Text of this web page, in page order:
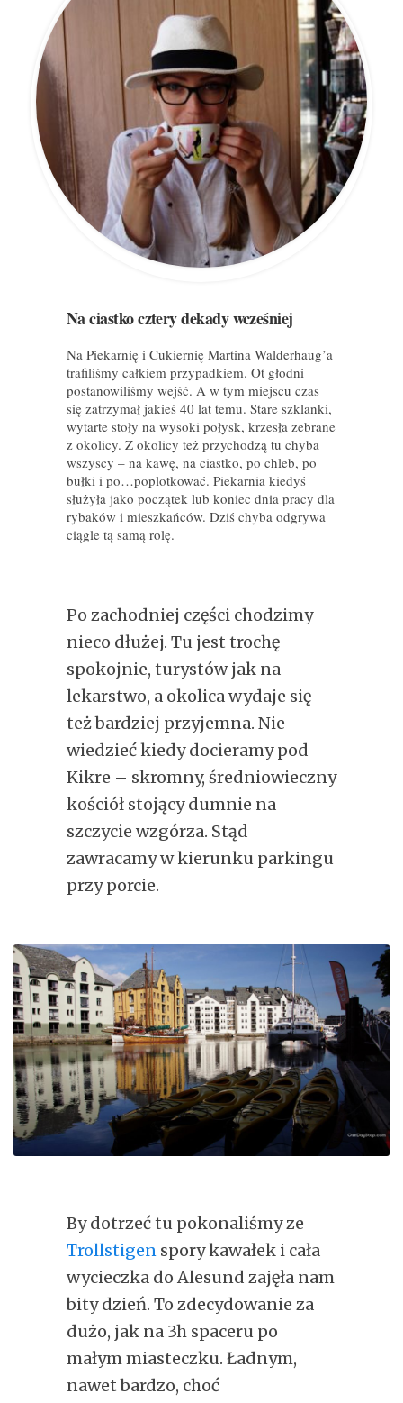
Na ciastko cztery dekady wcześniej
Na Piekarnię i Cukiernię Martina Walderhaug’a
trafiliśmy całkiem przypadkiem. Ot głodni
postanowiliśmy wejść. A w tym miejscu czas
się zatrzymał jakieś 40 lat temu. Stare szklanki,
wytarte stoły na wysoki połysk, krzesła zebrane
z okolicy. Z okolicy też przychodzą tu chyba
wszyscy – na kawę, na ciastko, po chleb, po
bułki i po…poplotkować. Piekarnia kiedyś
służyła jako początek lub koniec dnia pracy dla
rybaków i mieszkańców. Dziś chyba odgrywa
ciągle tą samą rolę.
Po zachodniej części chodzimy
nieco dłużej. Tu jest trochę
spokojnie, turystów jak na
lekarstwo, a okolica wydaje się
też bardziej przyjemna. Nie
wiedzieć kiedy docieramy pod
Kikre – skromny, średniowieczny
kościół stojący dumnie na
szczycie wzgórza. Stąd
zawracamy w kierunku parkingu
przy porcie.
By dotrzeć tu pokonaliśmy ze
Trollstigen spory kawałek i cała
wycieczka do Alesund zajęła nam
bity dzień. To zdecydowanie za
dużo, jak na 3h spaceru po
małym miasteczku. Ładnym,
nawet bardzo, choć